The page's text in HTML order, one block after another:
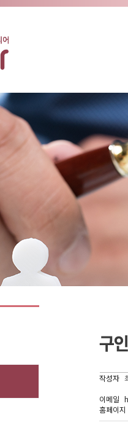
작성자
이메일
홈페이지